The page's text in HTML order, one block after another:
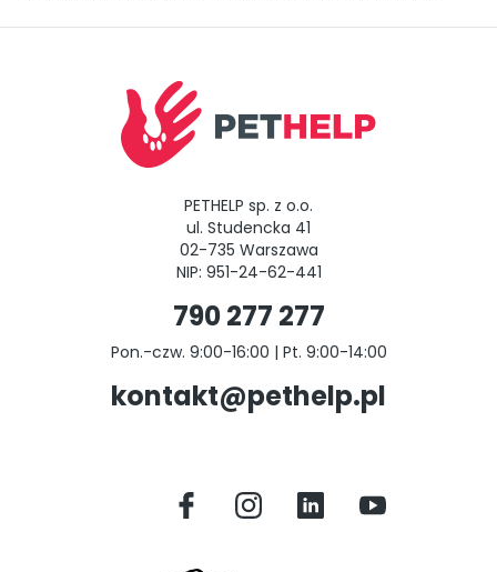
PETHELP sp. z o.o.
ul. Studencka 41
02-735 Warszawa
NIP: 951-24-62-441
790 277 277
Pon.-czw. 9:00-16:00 | Pt. 9:00-14:00
kontakt@pethelp.pl